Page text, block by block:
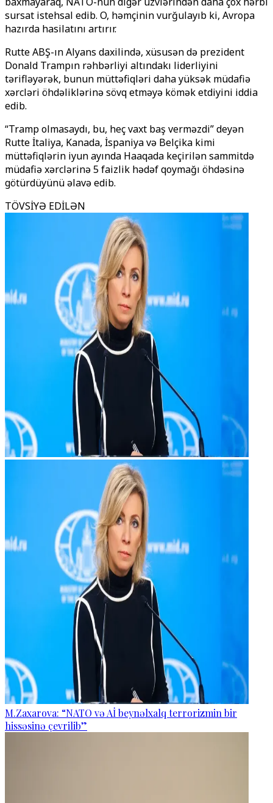
sursat istehsal edib. O, həmçinin vurğulayıb ki, Avropa
hazırda hasilatını artırır.
Rutte ABŞ-ın Alyans daxilində, xüsusən də prezident
Donald Trampın rəhbərliyi altındakı liderliyini
tərifləyərək, bunun müttəfiqləri daha yüksək müdafiə
xərcləri öhdəliklərinə sövq etməyə kömək etdiyini iddia
edib.
“Tramp olmasaydı, bu, heç vaxt baş verməzdi” deyən
Rutte İtaliya, Kanada, İspaniya və Belçika kimi
müttəfiqlərin iyun ayında Haaqada keçirilən sammitdə
müdafiə xərclərinə 5 faizlik hədəf qoymağı öhdəsinə
götürdüyünü əlavə edib.
TÖVSİYƏ EDİLƏN
M.Zaxarova: “NATO və Aİ beynəlxalq terrorizmin bir
hissəsinə çevrilib”